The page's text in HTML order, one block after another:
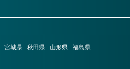
宮城県 秋田県 山形県 福島県